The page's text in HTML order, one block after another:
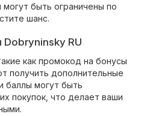
быть ограничены по
шанс.
RU
как промокод на бонусы
получить дополнительные
баллы могут быть
покупок, что делает ваши